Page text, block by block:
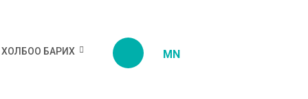
ХОЛБОО БАРИХ MN